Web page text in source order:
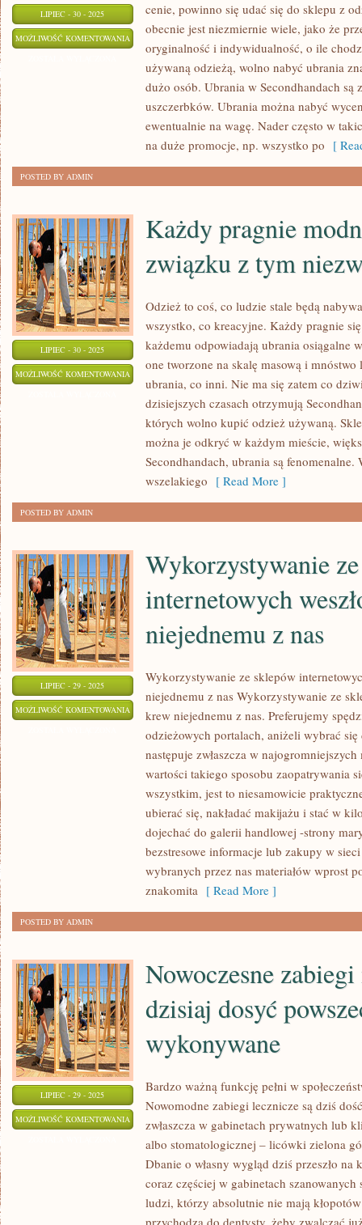
LIPIEC - 30 - 2025
MOŻLIWOŚĆ KOMENTOWANIA
UBRANIA
cenie, powinno się udać się do sklepu z
obecnie jest niezmiernie wiele, jako że
oryginalność i indywidualność, o ile
używaną odzieżą, wolno nabyć ubrania
dużo osób. Ubrania w Secondhandach są
uszczerbków. Ubrania można nabyć
ewentualnie na wagę. Nader często w
na duże promocje, np. wszystko po [
POSTED BY ADMIN
LIPIEC - 30 - 2025
MOŻLIWOŚĆ KOMENTOWANIA
WYGLĄDAĆ,
Każdy pragnie
związku z tym
Odzież to coś, co ludzie stale będą
wszystko, co kreacyjne. Każdy pragnie
każdemu odpowiadają ubrania osiągalne
one tworzone na skalę masową i
ubrania, co inni. Nie ma się zatem co
dzisiejszych czasach otrzymują
których wolno kupić odzież używaną.
można je odkryć w każdym mieście,
Secondhandach, ubrania są
wszelakiego [ Read More ]
POSTED BY ADMIN
LIPIEC - 29 - 2025
MOŻLIWOŚĆ KOMENTOWANIA
SKLEPÓW
INTERNETOWYCH
WESZŁO
KREW
NIEJEDNEMU
Wykorzystywanie
internetowych
niejednemu z nas
Wykorzystywanie ze sklepów
niejednemu z nas Wykorzystywanie ze
krew niejednemu z nas. Preferujemy
odzieżowych portalach, aniżeli wybrać
następuje zwłaszcza w
wartości takiego sposobu zaopatrywania
wszystkim, jest to niesamowicie
ubierać się, nakładać makijażu i stać w
dojechać do galerii handlowej -strony
bezstresowe informacje lub zakupy w
wybranych przez nas materiałów wprost
znakomita [ Read More ]
POSTED BY ADMIN
LIPIEC - 29 - 2025
MOŻLIWOŚĆ KOMENTOWANIA
ZABIEGI
MEDYCZNE
DZISIAJ
DOSYĆ
Nowoczesne
dzisiaj dosyć
wykonywane
Bardzo ważną funkcję pełni w
Nowomodne zabiegi lecznicze są dziś
zwłaszcza w gabinetach prywatnych lub
albo stomatologicznej – licówki zielona
Dbanie o własny wygląd dziś przeszło
coraz częściej w gabinetach
ludzi, którzy absolutnie nie mają
przychodzą do dentysty, żeby zwalczać